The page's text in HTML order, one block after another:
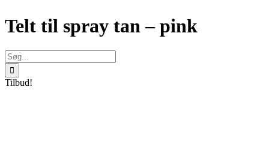
Telt til spray tan – pink
Søg
efter:
Tilbud!